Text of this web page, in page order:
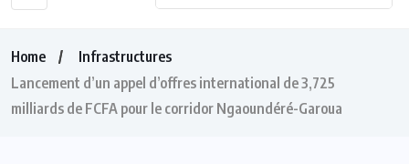
Home
Infrastructures
Lancement d’un appel d’offres international de 3,725
milliards de FCFA pour le corridor Ngaoundéré-Garoua